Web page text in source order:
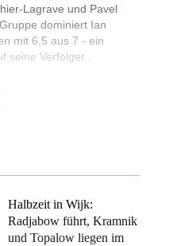
Lagrave und Pavel
dominiert Ian
mit 6,5 aus 7 - ein
seine Verfolger..
Halbzeit in Wijk:
Radjabow führt, Kramnik
und Topalow liegen im